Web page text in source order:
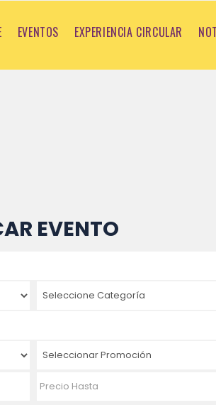
EVENTOS EXPERIENCIA CIRCULAR
EVENTO